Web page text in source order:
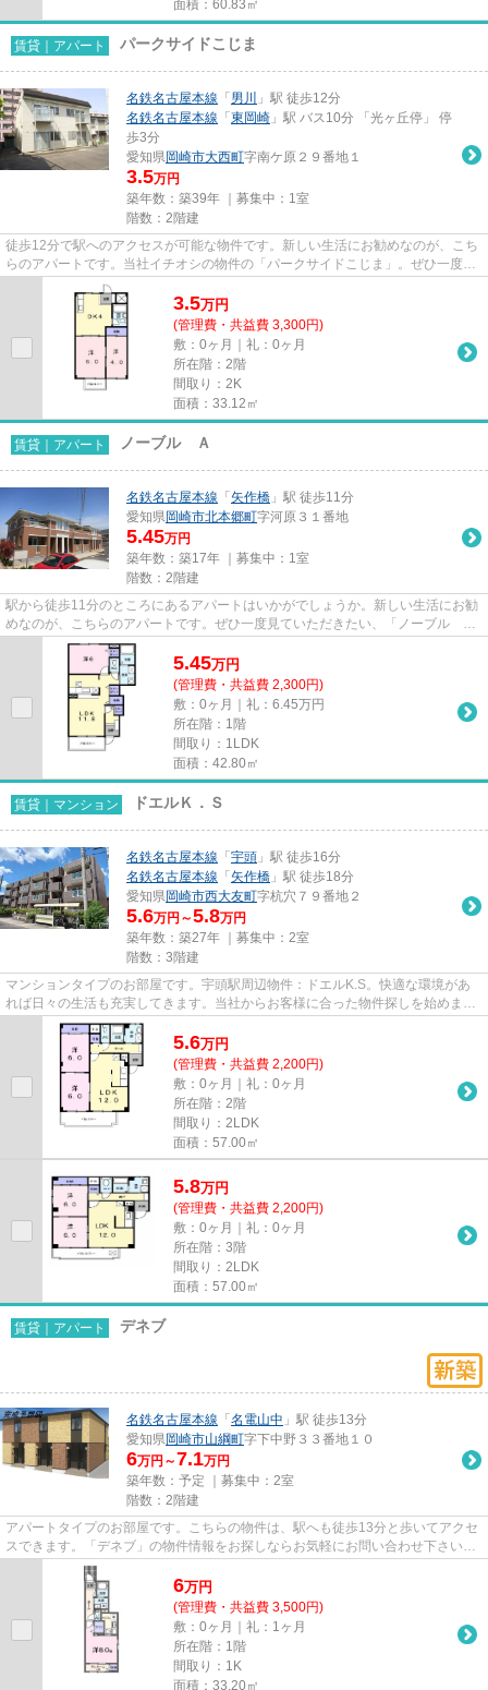
面積：60.83㎡
賃貸｜アパート パークサイドこじま
名鉄名古屋本線 「 男川
」駅 徒歩12分
名鉄名古屋本線 「 東岡崎 」駅 バス10分 「光ヶ丘停」 停
歩3分
愛知県岡崎市大西町字南ケ原２９番地１
3.5万円
築年数：築39年 ｜募集中： 1室
階数：2階建
徒歩12分で駅へのアクセスが可能な物件です。新しい生活にお勧めなのが、こち
らのアパートです。当社イチオシの物件の「パークサイドこじま」。ぜひ一度ご
覧ください。男川へお引っ越...
3.5万円
(管理費・共益費 3,300円)
敷：0ヶ月｜礼：0ヶ月
所在階：2階
間取り：2K
面積：33.12㎡
賃貸｜アパート ノーブル Ａ
名鉄名古屋本線 「 矢作橋 」駅 徒歩11分
愛知県岡崎市北本郷町字河原３１番地
5.45万円
築年数：築17年 ｜募集中： 1室
階数：2階建
駅から徒歩11分のところにあるアパートはいかがでしょうか。新しい生活にお勧
めなのが、こちらのアパートです。ぜひ一度見ていただきたい、「ノーブル
A」です。岡崎市で賃貸住宅探し...
5.45万円
(管理費・共益費 2,300円)
敷：0ヶ月｜礼：6.45万円
所在階：1階
間取り：1LDK
面積：42.80㎡
賃貸｜マンション ドエルＫ．Ｓ
名鉄名古屋本線 「 宇頭 」駅 徒歩16分
名鉄名古屋本線 「 矢作橋 」駅 徒歩18分
愛知県岡崎市西大友町字杭穴７９番地２
5.6万円～5.8万円
築年数：築27年 ｜募集中： 2室
階数：3階建
マンションタイプのお部屋です。宇頭駅周辺物件：ドエルK.S。快適な環境があ
れば日々の生活も充実してきます。当社からお客様に合った物件探しを始めまし
ょう。どうぞご利用ください。
5.6万円
(管理費・共益費 2,200円)
敷：0ヶ月｜礼：0ヶ月
所在階：2階
間取り：2LDK
面積：57.00㎡
5.8万円
(管理費・共益費 2,200円)
敷：0ヶ月｜礼：0ヶ月
所在階：3階
間取り：2LDK
面積：57.00㎡
賃貸｜アパート デネブ
名鉄名古屋本線 「 名電山中 」駅 徒歩13分
愛知県岡崎市山綱町字下中野３３番地１０
6万円～7.1万円
築年数：予定 ｜募集中： 2室
階数：2階建
アパートタイプのお部屋です。こちらの物件は、駅へも徒歩13分と歩いてアクセ
スできます。「デネブ」の物件情報をお探しならお気軽にお問い合わせ下さい。
どういった生活を送りたいか...
6万円
(管理費・共益費 3,500円)
敷：0ヶ月｜礼：1ヶ月
所在階：1階
間取り：1K
面積：33.20㎡